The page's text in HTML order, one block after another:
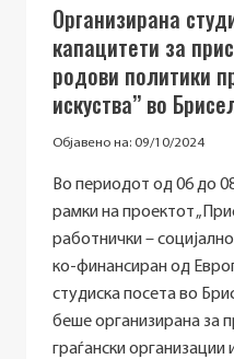
Организирана
капацитети за
родови политики
искуства’’ во
Објавено на: 09/10/2024
Во периодот од 06 до
рамки на проектот
работнички –
ко-финансиран од
студиска посета во
беше организирана за
граѓански организации